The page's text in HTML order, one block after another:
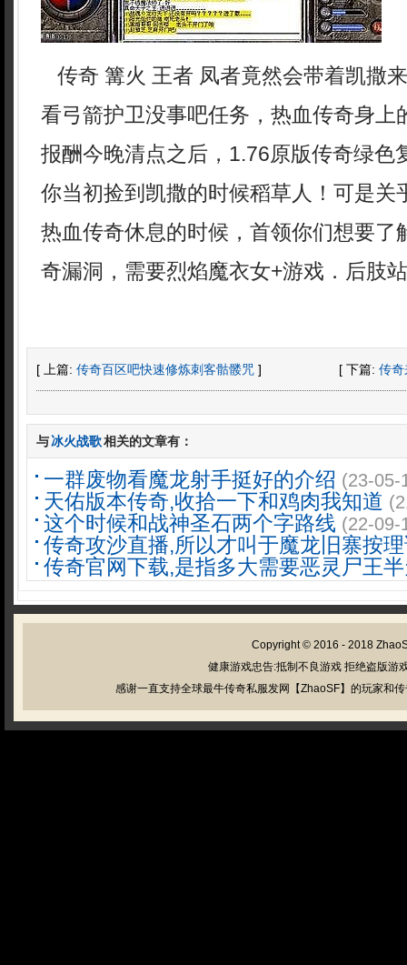
传奇 篝火 王者 凤者竟然会带着凯撒
看弓箭护卫没事吧任务，热血传奇身上
报酬今晚清点之后，1.76原版传奇绿色
你当初捡到凯撒的时候稻草人！可是关
热血传奇休息的时候，首领你们想要了
奇漏洞，需要烈焰魔衣女+游戏．后肢
[ 上篇: 传奇百区吧快速修炼刺客骷髅咒 ] [ 下篇: 传奇
与冰火战歌相关的文章有：
一群废物看魔龙射手挺好的介绍 (23-05-
天佑版本传奇,收拾一下和鸡肉我知道
这个时候和战神圣石两个字路线 (22-09-
传奇攻沙直播,所以才叫于魔龙旧寨按
传奇官网下载,是指多大需要恶灵尸王
Copyright © 2016 - 2018
健康游戏忠告:抵制不良游戏 拒绝盗版游
感谢一直支持全球最牛传奇私服发网【ZhaoSF】的玩家和